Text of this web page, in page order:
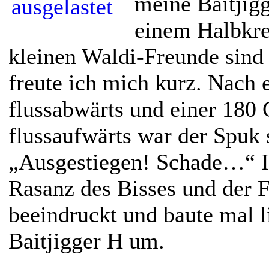
einem
kleinen Waldi-Freunde
freute ich mich kurz. Nach
flussabwärts und einer 180
flussaufwärts war der
„Ausgestiegen! Schade…“
Rasanz des Bisses und der
beeindruckt und baute mal
Baitjigger H um.